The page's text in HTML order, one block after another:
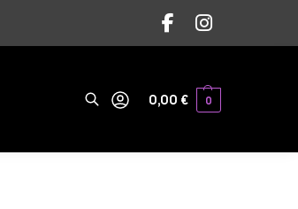
0,00 € 0